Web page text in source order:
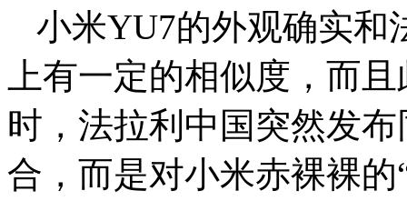
小米YU7的外观确实和
上有一定的相似度，而
时，法拉利中国突然发
合，而是对小米赤裸裸